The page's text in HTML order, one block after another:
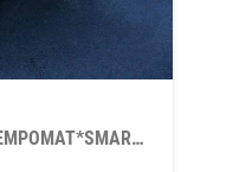
Selection 1.5 TSI DSG*LED*PDC-HI*TEMPOMAT*SMARTLINK*SHZ*KLIMA*RADIO